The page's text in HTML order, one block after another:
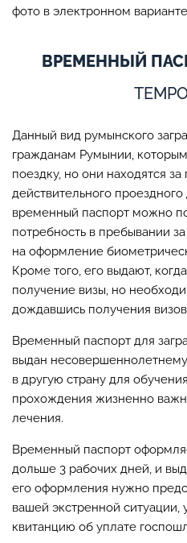
фото в электронном
ВРЕМЕННЫЙ
Данный вид румынского
гражданам Румынии,
поездку, но они находятся за
действительного
временный паспорт можно
потребность в пребывании
на оформление
Кроме того, его выдают,
получение визы, но
дождавшись получения
Временный паспорт для
выдан
в другую страну для
прохождения жизненно
лечения.
Временный паспорт
дольше 3 рабочих дней, и
его оформления нужно
вашей экстренной ситуации,
квитанцию об уплате